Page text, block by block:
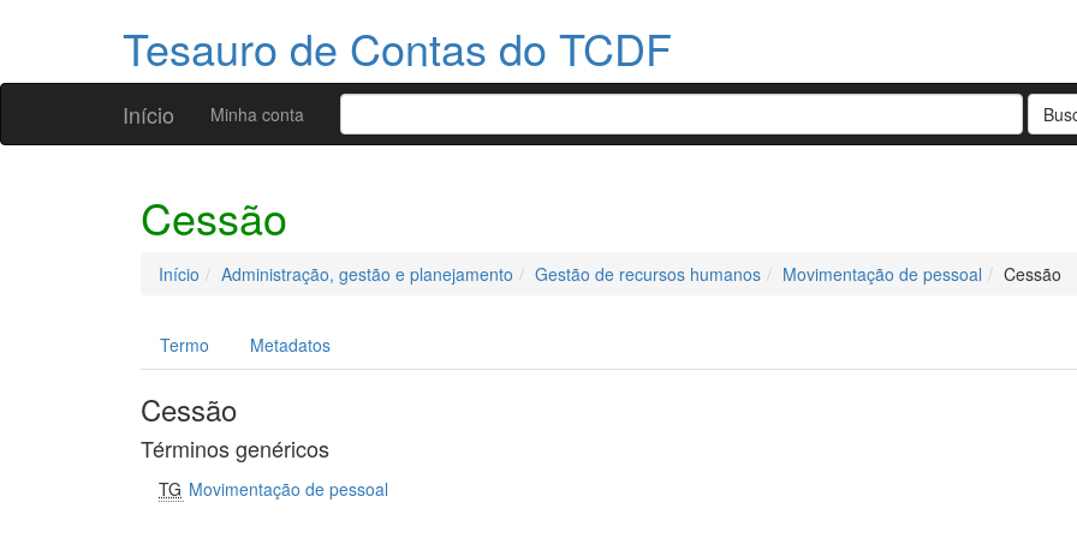
Tesauro de Contas do TCDF
Início Minha conta
Cessão
Início Administração, gestão e planejamento Gestão de recursos humanos Movimentação de pessoal Cessão
Termo Metadatos
Cessão
Términos genéricos
TG Movimentação de pessoal